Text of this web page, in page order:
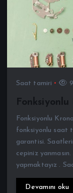
Saat tamiri
Fonksiyonlu
fonksiyonlu saat
garantisi.
cepiniz
yapmaktayız .
Devamını oku